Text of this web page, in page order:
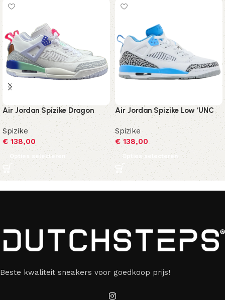
Air Jordan Spizike Dragon
Spizike
€ 138,00
Opties selecteren
Air Jordan Spizike Low ‘UNC
Spizike
€138,00
Opties selecteren
Beste kwaliteit sneakers voor goedkoop prijs!